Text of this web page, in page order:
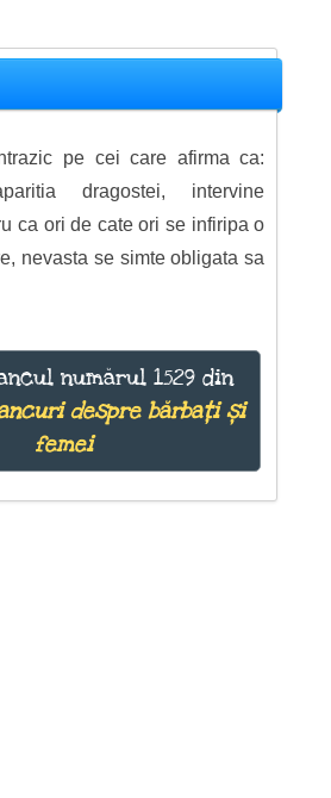
pe cei care afirma ca:
dragostei, intervine
ca ori de cate ori se infiripa o
nevasta se simte obligata sa
numărul 1529 din
despre bărbați și
femei